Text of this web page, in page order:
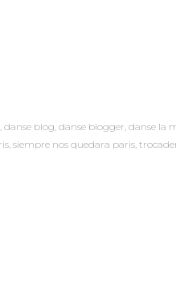
, danse blog, danse blogger, danse la
, siempre nos quedara paris,